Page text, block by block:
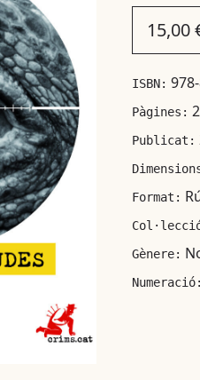
15,00
ISBN:
Pàgines:
Publicat:
Format:
Gènere:
Numeració: